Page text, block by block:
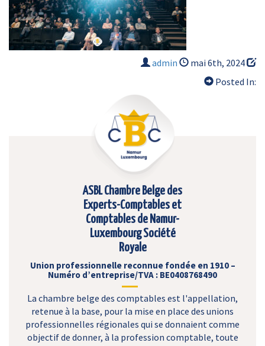
admin
mai 6th, 2024
Posted In:
ASBL Chambre Belge des
Experts-Comptables et
Comptables de Namur-
Luxembourg Société
Royale
Union professionnelle reconnue fondée en 1910 –
Numéro d’entreprise/TVA : BE0408768490
La chambre belge des comptables est l'appellation,
retenue à la base, pour la mise en place des unions
professionnelles régionales qui se donnaient comme
objectif de donner, à la profession comptable, toute